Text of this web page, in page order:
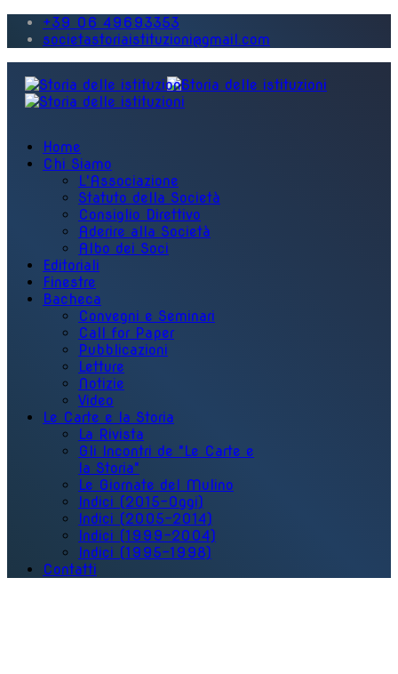
+39 06 49693353
societastoriaistituzioni@gmail.com
Home
Chi Siamo
L'Associazione
Statuto della Società
Consiglio Direttivo
Aderire alla Società
Albo dei Soci
Editoriali
Finestre
Bacheca
Convegni e Seminari
Call for Paper
Pubblicazioni
Letture
Notizie
Video
Le Carte e la Storia
La Rivista
Gli Incontri de "Le Carte e
la Storia"
Le Giornate del Mulino
Indici (2015-Oggi)
Indici (2005-2014)
Indici (1999-2004)
Indici (1995-1998)
Contatti